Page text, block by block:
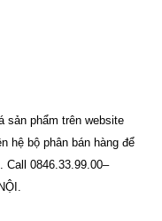
sản phẩm trên website
hệ bộ phân bán hàng để
0846.33.99.00–